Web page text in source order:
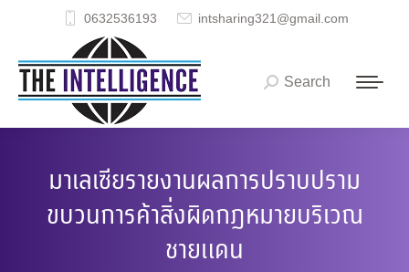
0632536193 intsharing321@gmail.com
Search:
Search
มาเลเซียรายงานผลการปราบปราม
ขบวนการค้าสิ่งผิดกฎหมายบริเวณ
ชายแดน